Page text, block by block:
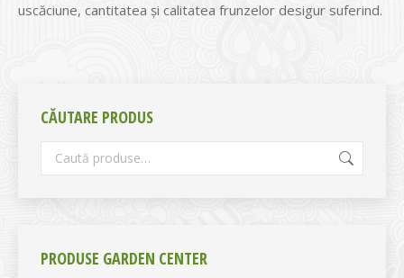
uscăciune, cantitatea şi calitatea frunzelor desigur suferind.
CĂUTARE PRODUS
PRODUSE GARDEN CENTER